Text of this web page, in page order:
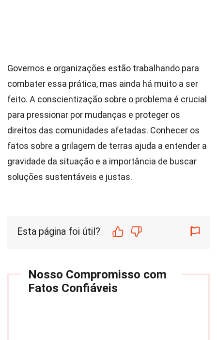
Governos e organizações estão trabalhando para
combater essa prática, mas ainda há muito a ser
feito. A conscientização sobre o problema é crucial
para pressionar por mudanças e proteger os
direitos das comunidades afetadas. Conhecer os
fatos sobre a grilagem de terras ajuda a entender a
gravidade da situação e a importância de buscar
soluções sustentáveis e justas.
Esta página foi útil?
Nosso Compromisso com
Fatos Confiáveis